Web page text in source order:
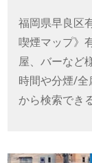
福岡県早良区
喫煙マップ》
屋、バーなど
時間や分煙/
から検索でき